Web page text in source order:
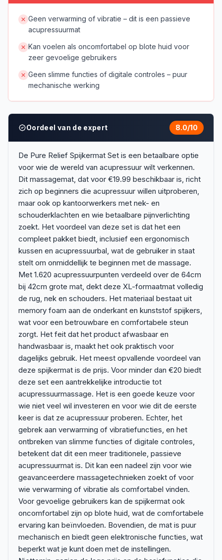
Geen verwarming of vibratie – dit is een passieve
acupressuurmat
Kan voelen als oncomfortabel op blote huid voor
zeer gevoelige gebruikers
Geen slimme functies of digitale controles – puur
mechanische werking
Oordeel van de expert 8.0/10
De Pure Relief Spijkermat Set is een betaalbare optie
voor wie de wereld van acupressuur wilt verkennen.
Dit massagemat, dat voor €19.99 beschikbaar is, richt
zich op beginners die acupressuur willen uitproberen,
maar ook op kantoorwerkers met nek- en
schouderklachten en wie betaalbare pijnverlichting
zoekt. Het voordeel van deze set is dat het een
compleet pakket biedt, inclusief een ergonomisch
kussen en acupressuurbal, wat de gebruiker in staat
stelt om onmiddellijk te beginnen met de massage.
Met 1.620 acupressuurpunten verdeeld over de 64cm
bij 42cm grote mat, dekt deze XL-formaatmat volledig
de rug, nek en schouders. Het materiaal bestaat uit
memory foam aan de onderkant en kunststof spijkers,
wat voor een betrouwbare en comfortabele steun
zorgt. Het feit dat het product afwasbaar en
handwasbaar is, maakt het ook praktisch voor
dagelijks gebruik. Het meest opvallende voordeel van
deze spijkermat is de prijs. Voor minder dan €20 biedt
deze set een aantrekkelijke introductie tot
acupressuurmassage. Het is een goede keuze voor
wie niet veel wil investeren en voor wie dit de eerste
keer is dat ze acupressuur proberen. Echter, het
gebrek aan verwarming of vibratiefuncties, en het
ontbreken van slimme functies of digitale controles,
betekent dat dit een meer traditionele, passieve
acupressuurmat is. Dit kan een nadeel zijn voor wie
geavanceerdere massagetechnieken zoekt of voor
wie verwarming of vibratie als comfortabel vinden.
Voor gevoelige gebruikers kan de spijkermat ook
oncomfortabel zijn op blote huid, wat de comfortabele
ervaring kan beïnvloeden. Bovendien, de mat is puur
mechanisch en biedt geen elektronische functies, wat
beperkt wat je kunt doen met de instellingen.